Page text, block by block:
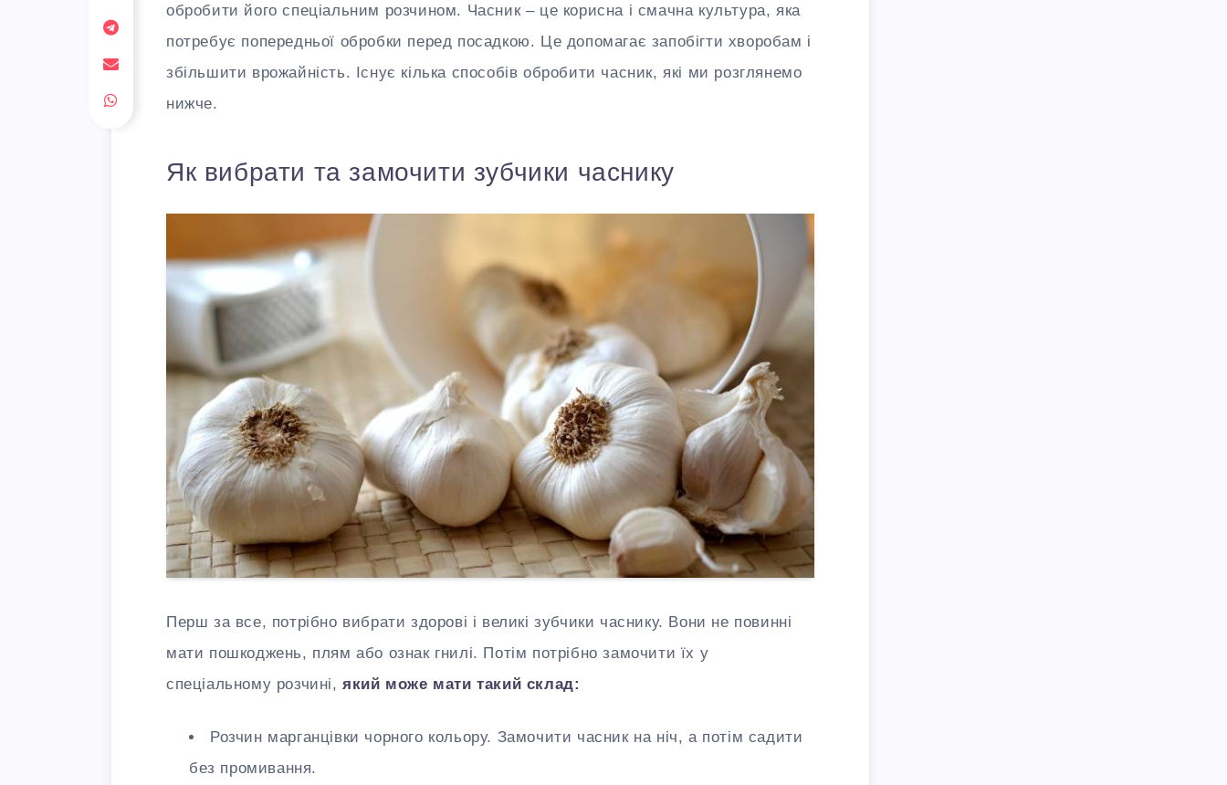
обробити його спеціальним розчином. Часник – це корисна і смачна культура, яка
потребує попередньої обробки перед посадкою. Це допомагає запобігти хворобам і
збільшити врожайність. Існує кілька способів обробити часник, які ми розглянемо
нижче.
Як вибрати та замочити зубчики часнику
Перш за все, потрібно вибрати здорові і великі зубчики часнику. Вони не повинні
мати пошкоджень, плям або ознак гнилі. Потім потрібно замочити їх у
спеціальному розчині,який може мати такий склад:
Розчин марганцівки чорного кольору. Замочити часник на ніч, а потім садити
без промивання.